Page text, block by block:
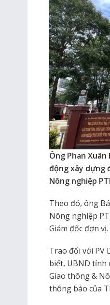
Ông Phan
động xây dựng
Nông nghiệp
Theo đó, ông
Nông nghiệp
Giám đốc đơn vị.
Trao đổi với PV
biết, UBND tỉnh
Giao thông &
thông báo của